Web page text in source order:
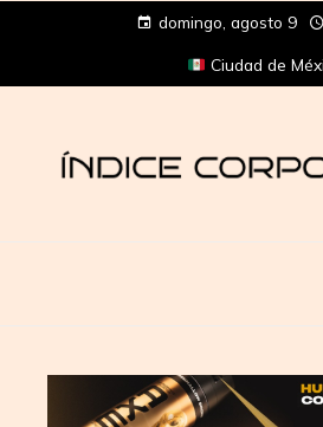
domingo, agosto 9
Ciudad de